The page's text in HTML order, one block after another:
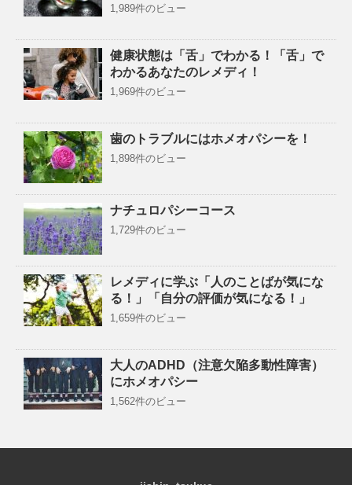
1,989件のビュー
健康状態は「舌」でわかる！「舌」で
わかるあなたのレメディ！
1,969件のビュー
歯のトラブルにはホメオパシーを！
1,898件のビュー
ナチュロパシーコース
1,729件のビュー
レメディに学ぶ「人のことばが気にな
る！」「自分の評価が気になる！」
1,659件のビュー
大人のADHD（注意欠陥多動性障害）
にホメオパシー
1,562件のビュー